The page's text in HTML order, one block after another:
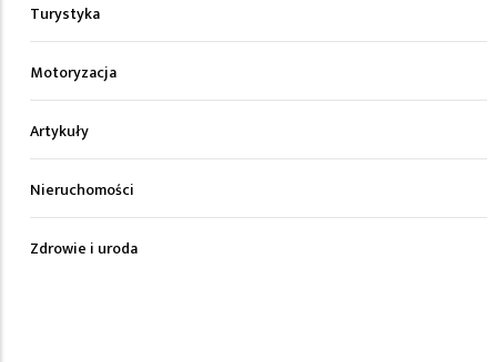
Turystyka
Motoryzacja
Artykuły
Nieruchomości
Zdrowie i uroda